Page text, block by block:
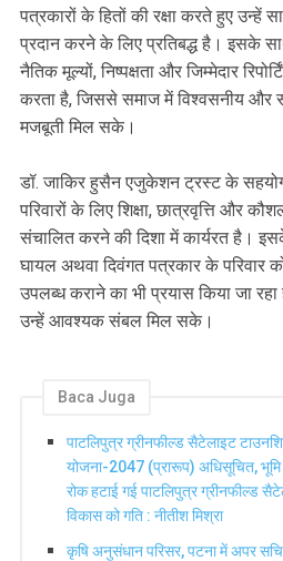
पत्रकारों के हितों की रक्षा करते हुए उन्हें
प्रदान करने के लिए प्रतिबद्ध है। इसके
नैतिक मूल्यों, निष्पक्षता और जिम्मेदार
करता है, जिससे समाज में विश्वसनीय और
मजबूती मिल सके।
डॉ. जाकिर हुसैन एजुकेशन ट्रस्ट के
परिवारों के लिए शिक्षा, छात्रवृत्ति और
संचालित करने की दिशा में कार्यरत है।
घायल अथवा दिवंगत पत्रकार के परिवार
उपलब्ध कराने का भी प्रयास किया जा रहा
उन्हें आवश्यक संबल मिल सके।
Baca Juga
पाटलिपुत्र ग्रीनफील्ड सैटेलाइट
योजना-2047 (प्रारूप) अधिसूचित,
रोक हटाई गई पाटलिपुत्र ग्रीनफील्ड
विकास को गति : नीतीश मिश्रा
कृषि अनुसंधान परिसर, पटना में अपर